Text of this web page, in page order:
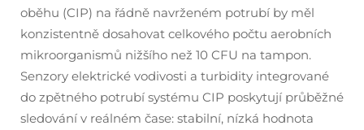
oběhu (CIP) na řádně navrženém potrubí by měl
konzistentně dosahovat celkového počtu aerobních
mikroorganismů nižšího než 10 CFU na tampon.
Senzory elektrické vodivosti a turbidity integrované
do zpětného potrubí systému CIP poskytují průběžné
sledování v reálném čase: stabilní, nízká hodnota